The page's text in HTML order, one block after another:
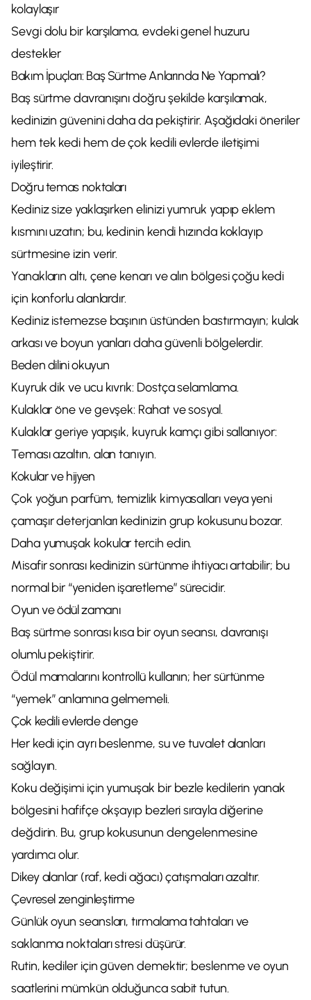
kolaylaşır
Sevgi dolu bir karşılama, evdeki genel huzuru
destekler
Bakım İpuçları: Baş Sürtme Anlarında Ne Yapmalı?
Baş sürtme davranışını doğru şekilde karşılamak,
kedinizin güvenini daha da pekiştirir. Aşağıdaki öneriler
hem tek kedi hem de çok kedili evlerde iletişimi
iyileştirir.
Doğru temas noktaları
Kediniz size yaklaşırken elinizi yumruk yapıp eklem
kısmını uzatın; bu, kedinin kendi hızında koklayıp
sürtmesine izin verir.
Yanakların altı, çene kenarı ve alın bölgesi çoğu kedi
için konforlu alanlardır.
Kediniz istemezse başının üstünden bastırmayın; kulak
arkası ve boyun yanları daha güvenli bölgelerdir.
Beden dilini okuyun
Kuyruk dik ve ucu kıvrık: Dostça selamlama.
Kulaklar öne ve gevşek: Rahat ve sosyal.
Kulaklar geriye yapışık, kuyruk kamçı gibi sallanıyor:
Teması azaltın, alan tanıyın.
Kokular ve hijyen
Çok yoğun parfüm, temizlik kimyasalları veya yeni
çamaşır deterjanları kedinizin grup kokusunu bozar.
Daha yumuşak kokular tercih edin.
Misafir sonrası kedinizin sürtünme ihtiyacı artabilir; bu
normal bir “yeniden işaretleme” sürecidir.
Oyun ve ödül zamanı
Baş sürtme sonrası kısa bir oyun seansı, davranışı
olumlu pekiştirir.
Ödül mamalarını kontrollü kullanın; her sürtünme
“yemek” anlamına gelmemeli.
Çok kedili evlerde denge
Her kedi için ayrı beslenme, su ve tuvalet alanları
sağlayın.
Koku değişimi için yumuşak bir bezle kedilerin yanak
bölgesini hafifçe okşayıp bezleri sırayla diğerine
değdirin. Bu, grup kokusunun dengelenmesine
yardımcı olur.
Dikey alanlar (raf, kedi ağacı) çatışmaları azaltır.
Çevresel zenginleştirme
Günlük oyun seansları, tırmalama tahtaları ve
saklanma noktaları stresi düşürür.
Rutin, kediler için güven demektir; beslenme ve oyun
saatlerini mümkün olduğunca sabit tutun.